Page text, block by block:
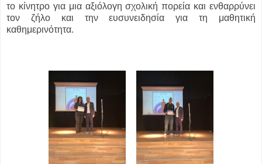
το κίνητρο για μια αξιόλογη σχολική πορεία και ενθαρρύνει
τον ζήλο και την ευσυνειδησία για τη μαθητική
καθημερινότητα.